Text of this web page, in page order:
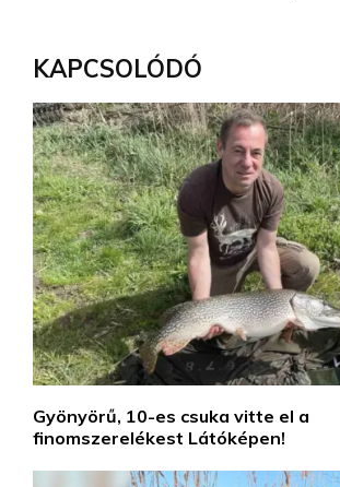
KAPCSOLÓDÓ
Gyönyörű, 10-es csuka vitte el a
finomszerelékest Látóképen!